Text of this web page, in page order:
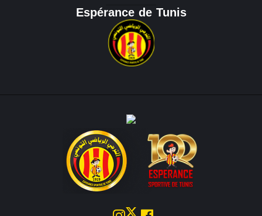
Espérance de Tunis